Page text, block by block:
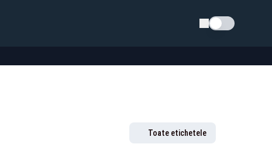
Schimba tema
Toate etichetele